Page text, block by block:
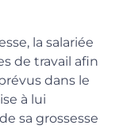
la salariée
de travail afin
dans le
à lui
sa grossesse